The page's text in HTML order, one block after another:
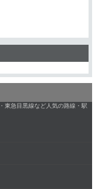
東急目黒線など人気の路線・駅